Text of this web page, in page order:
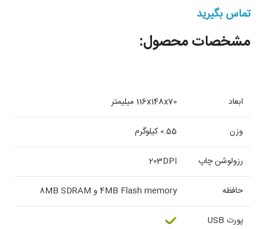
تماس بگیرید
مشخصات محصول:
ابعاد 116x148x70 میلیمتر
وزن 0.55 کیلوگرم
رزولوشن چاپ 203DPI
حافظه 4MB Flash memory و 8MB SDRAM
پورت USB